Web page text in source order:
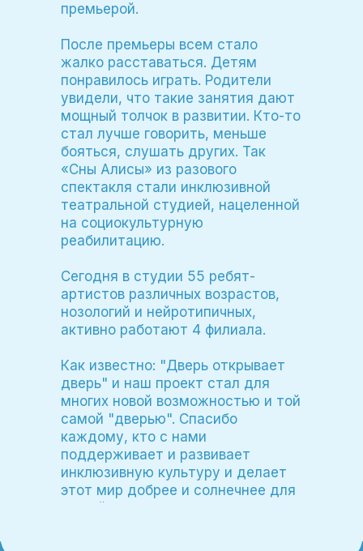
премьерой.
После премьеры всем стало
жалко расставаться. Детям
понравилось играть. Родители
увидели, что такие занятия дают
мощный толчок в развитии. Кто-то
стал лучше говорить, меньше
бояться, слушать других. Так
«Сны Алисы» из разового
спектакля стали инклюзивной
театральной студией, нацеленной
на социокультурную
реабилитацию.
Сегодня в студии 55 ребят-
артистов различных возрастов,
нозологий и нейротипичных,
активно работают 4 филиала.
Как известно: "Дверь открывает
дверь" и наш проект стал для
многих новой возможностью и той
самой "дверью". Спасибо
каждому, кто с нами
поддерживает и развивает
инклюзивную культуру и делает
этот мир добрее и солнечнее для